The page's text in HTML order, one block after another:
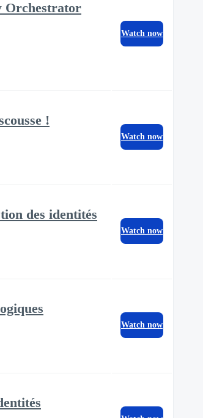
Orchestrator
Watch now
!
Watch now
des identités
Watch now
Watch now